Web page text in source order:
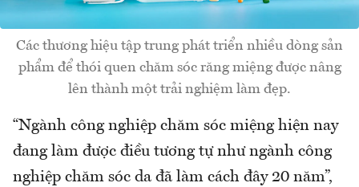
Các thương hiệu tập trung phát triển nhiều dòng sản
phẩm để thói quen chăm sóc răng miệng được nâng
lên thành một trải nghiệm làm đẹp.
“Ngành công nghiệp chăm sóc miệng hiện nay
đang làm được điều tương tự như ngành công
nghiệp chăm sóc da đã làm cách đây 20 năm”,